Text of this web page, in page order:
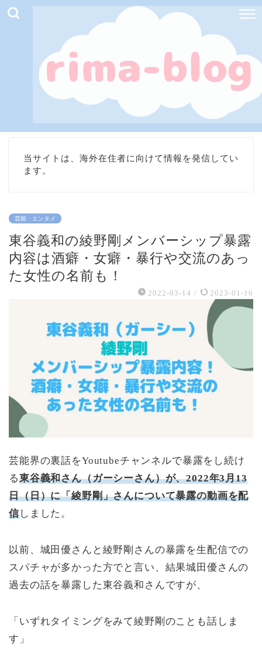
当サイトは、海外在住者に向けて情報を発信してい
ます。
芸能・エンタメ
東谷義和の綾野剛メンバーシップ暴露
内容は酒癖・女癖・暴行や交流のあっ
た女性の名前も！
2022-03-14 / 2023-01-16
芸能界の裏話をYoutubeチャンネルで暴露をし続け
る東谷義和さん（ガーシーさん）が、2022年3月13
日（日）に「綾野剛」さんについて暴露の動画を配
信しました。
以前、城田優さんと綾野剛さんの暴露を生配信での
スパチャが多かった方でと言い、結果城田優さんの
過去の話を暴露した東谷義和さんですが、
「いずれタイミングをみて綾野剛のことも話しま
す」